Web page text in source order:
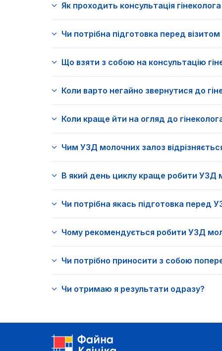
Як проходить консультація
Чи потрібна підготовка перед візитом
Що взяти з собою на консультацію
Коли варто негайно звернутися до
Коли краще йти на огляд до
Чим УЗД молочних залоз
В який день циклу краще робити УЗД
Чи потрібна якась підготовка перед
Чому рекомендується робити УЗД
Чи потрібно приносити з собою
Чи отримаю я результати одразу?